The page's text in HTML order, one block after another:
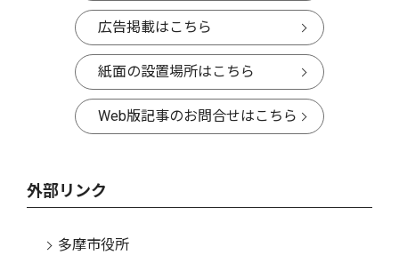
広告掲載はこちら
紙面の設置場所はこちら
Web版記事のお問合せはこちら
外部リンク
多摩市役所